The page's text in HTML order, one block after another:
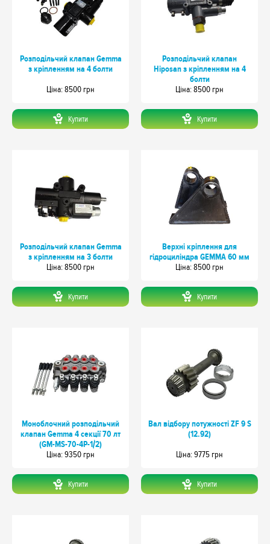
Розподільчий клапан Gemma
з кріпленням на 4 болти
Цiна: 8500 грн
Купити
Розподільчий клапан
Hiposan з кріпленням на 4
болти
Цiна: 8500 грн
Купити
Розподільчий клапан Gemma
з кріпленням на 3 болти
Цiна: 8500 грн
Купити
Верхні кріплення для
гідроциліндра GEMMA 60 мм
Цiна: 8500 грн
Купити
Моноблочний розподільчий
клапан Gemma 4 секції 70 лт
(GM-MS-70-4P-1/2)
Цiна: 9350 грн
Купити
Вал відбору потужності ZF 9 S
(12.92)
Цiна: 9775 грн
Купити